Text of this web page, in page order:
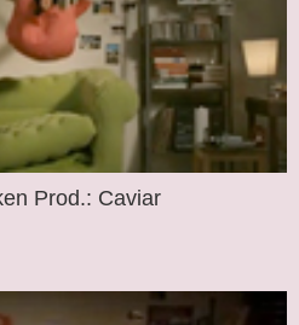
Prod.: Caviar